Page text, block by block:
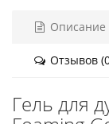
Описание
Отзывов
Гель для